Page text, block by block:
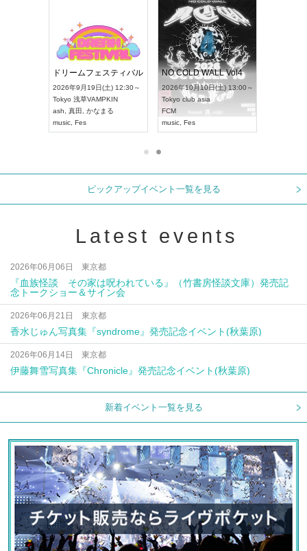
ドリームフェスティバル
2026年9月19日(土) 12:30～
Tokyo 浅草VAMPKIN
ash
真田
かなまる
music Fes
NO COLD WALL Vol4
2026年10月10日(土) 13:00～
Tokyo club asia
FCM
music Fes
ピックアップイベント一覧を見る
Latest events
2026年06月06日 東京都
『血族怪談 その家は呪われている』（竹書房怪談文庫）発売記
念トークショー＆サイン会
2026年06月21日 東京都
香水じゅん写真集『syndrome』発売記念イベント(秋葉原)
2026年06月14日 東京都
伊藤舞雪写真集『Chronicle』発売記念イベント(秋葉原)
新着イベント一覧を見る